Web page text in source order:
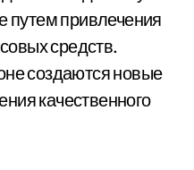
путем привлечения
средств.
создаются новые
качественного